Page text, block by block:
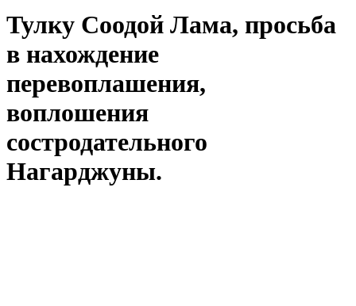
Тулку Соодой Лама, просьба
в нахождение
перевоплашения,
воплошения
состродательного
Нагарджуны.